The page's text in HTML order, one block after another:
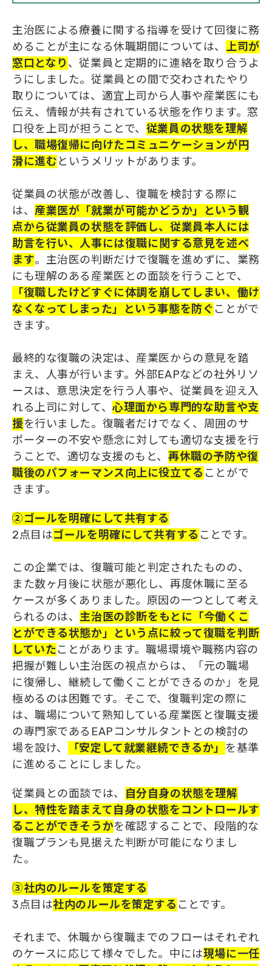
主治医による療養に関する指導を受けて回復に務
めることが主になる休職期間については、 上司が
窓口となり 、従業員と定期的に連絡を取り合うよ
うにしました。従業員との間で交わされたやり
取りについては、適宜上司から人事や産業医にも
伝え、情報が共有されている状態を作ります。窓
口役を上司が担うことで、 従業員の状態を理解
し、職場復帰に向けたコミュニケーションが円
滑に進むという メリットがあります。
従業員の状態が改善し、復職を検討する際に
は、産業医が「就業が可能かどうか」という観
点から従業員の状態を評価し、従業員本人には
助言を行い、人事には復職に関する意見を述べ
ます。主治医の判断だけで復職を進めずに、業務
にも理解のある産業医との面談を行うことで、
「復職したけどすぐに体調を崩してしまい、働け
なくなってしまった」という事態を 防ぐ ことがで
きます。
最終的な復職の決定は、産業医からの意見を踏
まえ、人事が行います。外部EAPなどの社外リソ
ースは、意思決定を行う人事や、従業員を迎え入
れる上司に対して、心理面から専門的な助言や支
援を行いました。復職者だけでなく、周囲のサ
ポーターの不安や懸念に対しても適切な支援を行
うことで、適切な支援のもと、再休職の予防や復
職後のパフォーマンス向上に役立てる ことがで
きます。
②ゴールを明確にして共有する
2点目はゴールを明確にして共有する ことです。
この企業では、復職可能と判定されたものの、
また数ヶ月後に状態が悪化し、再度休職に至る
ケースが多くありました。原因の一つとして考え
られるのは、 主治医の診断をもとに「今働く こ
とができる状態か」という点に絞って復職を判断
していたことがあります。職場環境や職務内容の
把握が難しい主治医の視点からは、「元の職場
に復帰し、継続して働くことができるのか」を見
極めるのは困難です。そこで、復職判定の際に
は、職場について熟知している産業医と復職支援
の専門家であるEAPコンサルタントとの検討の
場を設け、
「安定して就業継続できるか」 を基準
に進めることにしました。
従業員との面談では、
自分自身の状態を理解
し、特性を踏まえて自身の状態を コントロールす
る ことができそうかを確認することで、段階的な
復職プランも見据えた判断が可能になりまし
た。
③社内のルールを策定する
3点目は社内のルールを策定する ことです。
それまで、休職から復職までのフローはそれぞれ
のケースに応じて様々でした。中には現場に一任